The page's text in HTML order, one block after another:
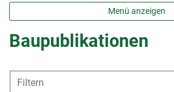
Menü anzeigen
Baupublikationen
Filtern